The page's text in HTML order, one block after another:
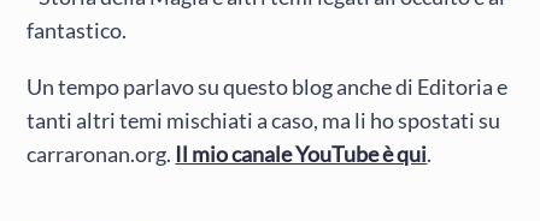
fantastico.
Un tempo parlavo su questo blog anche di Editoria e
tanti altri temi mischiati a caso, ma li ho spostati su
carraronan.org. Il mio canale YouTube è qui.